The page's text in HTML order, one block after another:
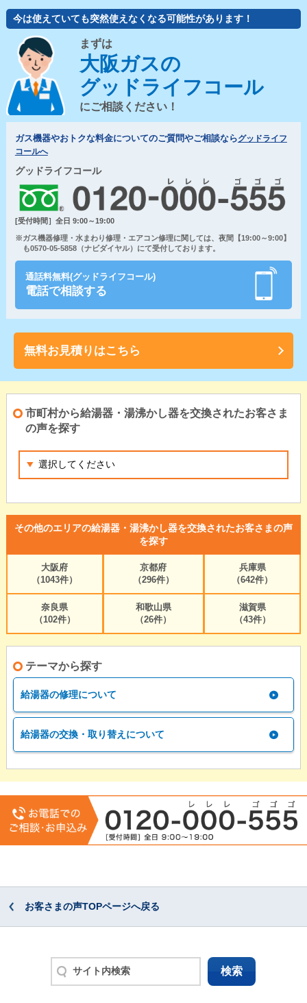
今は使えていても突然使えなくなる可能性があります！
まずは
大阪ガスの
グッドライフコール
にご相談ください！
ガス機器やおトクな料金についてのご質問やご相談ならグッドライフ
コールへ
グッドライフコール
[受付時間］全日 9:00～19:00
※ガス機器修理・水まわり修理・エアコン修理に関しては、夜間【19:00～9:00】
も0570-05-5858（ナビダイヤル）にて受付しております。
通話料無料(グッドライフコール)
電話で相談する
無料お見積りはこちら
市町村から給湯器・湯沸かし器を交換されたお客さま
の声を探す
その他のエリアの給湯器・湯沸かし器を交換されたお客さまの声
を探す
大阪府
（1043件）
京都府
（296件）
兵庫県
（642件）
奈良県
（102件）
和歌山県
（26件）
滋賀県
（43件）
テーマから探す
給湯器の修理について
給湯器の交換・取り替えについて
お客さまの声TOPページへ戻る